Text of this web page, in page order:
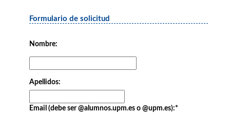
Formulario de solicitud
Nombre:
Apellidos:
Email (debe ser @alumnos.upm.es o @upm.es):*